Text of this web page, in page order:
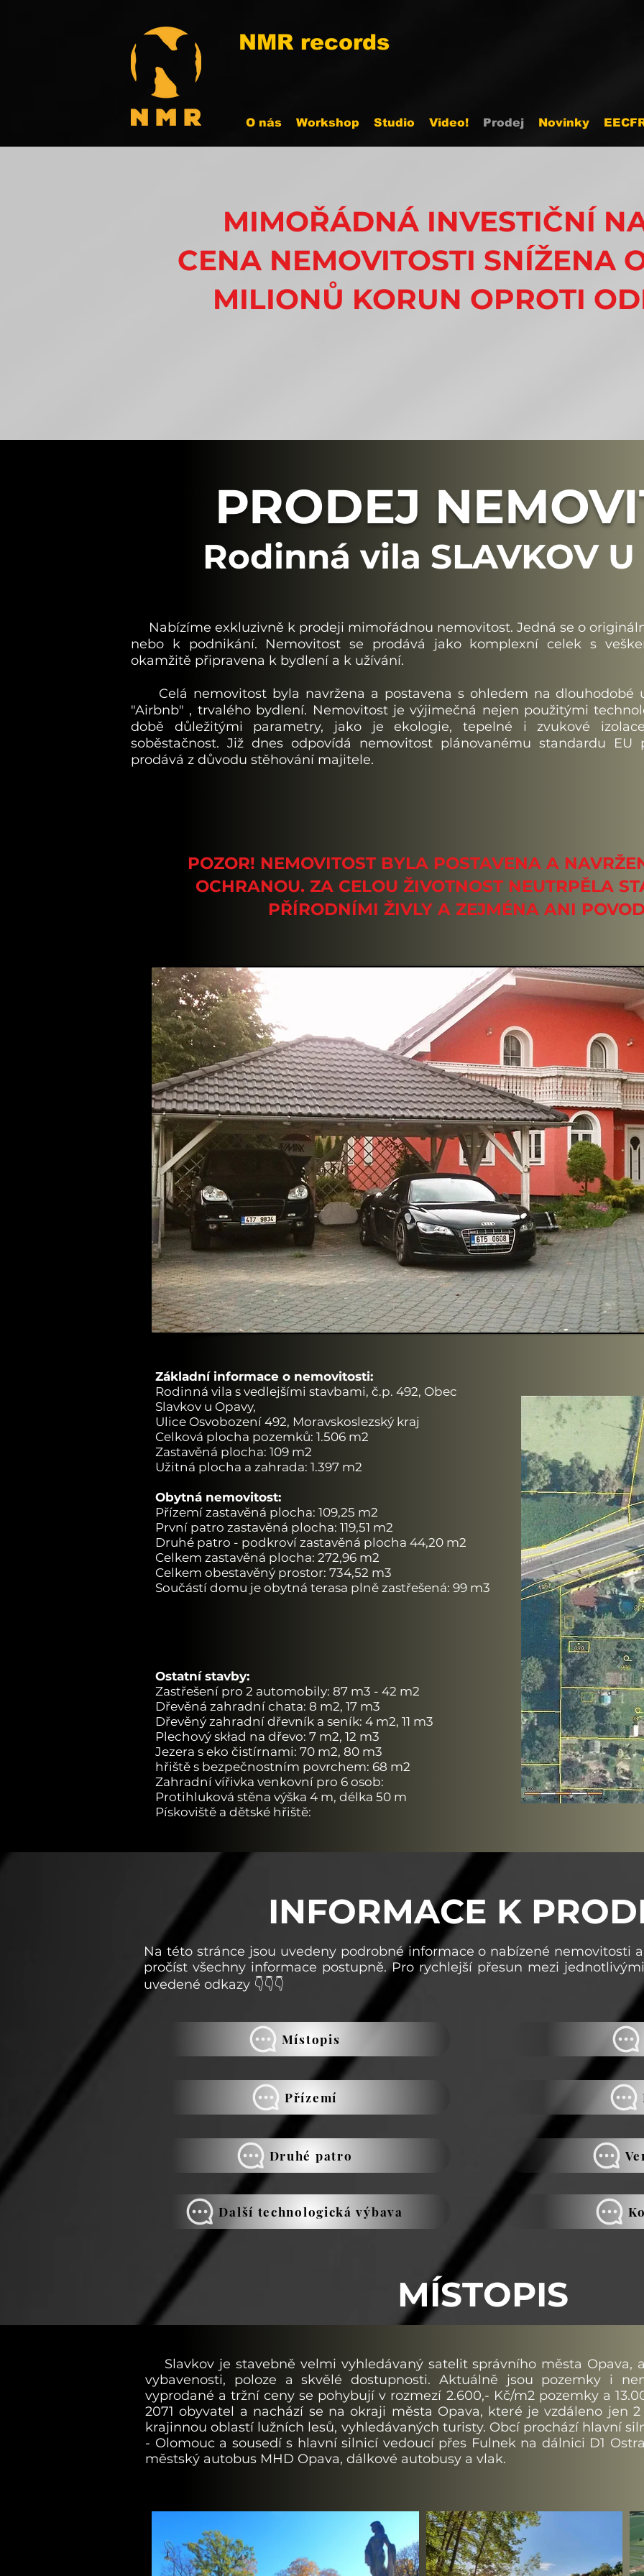
NMR records
O nás Workshop Studio Video! Prodej Novinky
MIMOŘÁDNÁ INVESTIČNÍ
CENA NEMOVITOSTI SNÍŽENA
MILIONŮ KORUN OPROTI
PRODEJ
Rodinná vila SLAVKOV U
Nabízíme exkluzivně k prodeji mimořádnou nemovitost. Jedná se o
nebo k podnikání. Nemovitost se prodává jako komplexní celek s
okamžitě připravena k bydlení a k užívání.
Celá nemovitost byla navržena a postavena s ohledem na dlouhodobé
"Airbnb" , trvalého bydlení. Nemovitost je výjimečná nejen použitými
době důležitými parametry, jako je ekologie, tepelné i zvukové
soběstačnost. Již dnes odpovídá nemovitost plánovanému standardu
prodává z důvodu stěhování majitele.
POZOR! NEMOVITOST BYLA POSTAVENA A
OCHRANOU. ZA CELOU ŽIVOTNOST NEUTRPĚLA
PŘÍRODNÍMI ŽIVLY A ZEJMÉNA ANI
Základní informace o nemovitosti:
Rodinná vila s vedlejšími stavbami, č.p. 492, Obec
Slavkov u Opavy,
Ulice Osvobození 492, Moravskoslezský kraj
Celková plocha pozemků: 1.506 m2
Zastavěná plocha: 109 m2
Užitná plocha a zahrada: 1.397 m2
Obytná nemovitost:
Přízemí zastavěná plocha: 109,25 m2
První patro zastavěná plocha: 119,51 m2
Druhé patro - podkroví zastavěná plocha 44,20 m2
Celkem zastavěná plocha: 272,96 m2
Celkem obestavěný prostor: 734,52 m3
Součástí domu je obytná terasa plně zastřešená: 99 m3
Ostatní stavby:
Zastřešení pro 2 automobily: 87 m3 - 42 m2
Dřevěná zahradní chata: 8 m2, 17 m3
Dřevěný zahradní dřevník a seník: 4 m2, 11 m3
Plechový skład na dřevo: 7 m2, 12 m3
Jezera s eko čistírnami: 70 m2, 80 m3
hřiště s bezpečnostním povrchem: 68 m2
Zahradní vířivka venkovní pro 6 osob:
Protihluková stěna výška 4 m, délka 50 m
Pískoviště a dětské hřiště:
INFORMACE K
Na této stránce jsou uvedeny podrobné informace o nabízené nemovitosti
pročíst všechny informace postupně. Pro rychlejší přesun mezi
uvedené odkazy 👇👇👇
Místopis
Přízemí
Druhé patro
Další technologická výbava
MÍSTOPIS
Slavkov je stavebně velmi vyhledávaný satelit správního města Opava,
vybavenosti, poloze a skvělé dostupnosti. Aktuálně jsou pozemky i
vyprodané a tržní ceny se pohybují v rozmezí 2.600,- Kč/m2 pozemky a
2071 obyvatel a nachází se na okraji města Opava, které je vzdáleno jen
krajinnou oblastí lužních lesů, vyhledávaných turisty. Obcí prochází hlavní
- Olomouc a sousedí s hlavní silnicí vedoucí přes Fulnek na dálnici D1
městský autobus MHD Opava, dálkové autobusy a vlak.